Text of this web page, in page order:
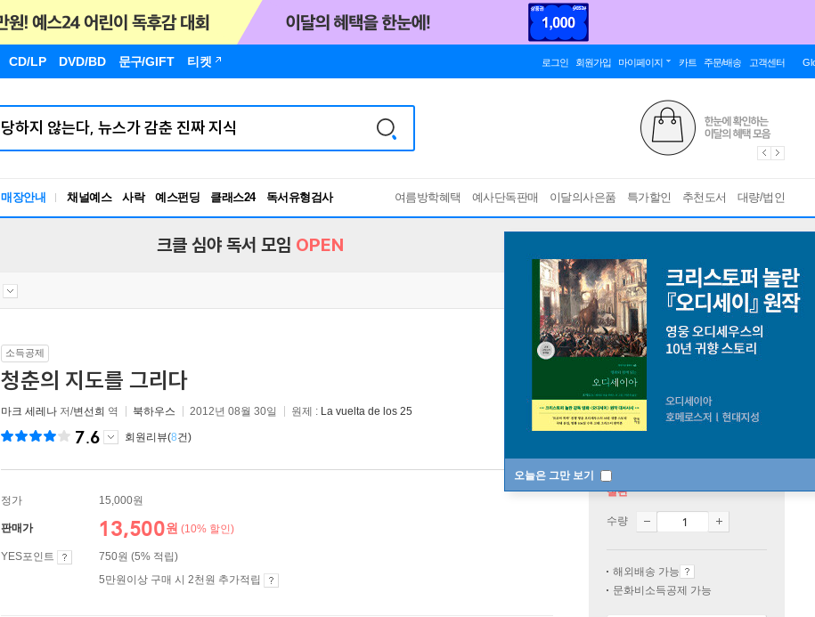
CD/LP DVD/BD 문구/GIFT 티켓 로그인 회원가입 마이페이지 카트 주문/배송 고객센터
매장안내 채널예스 사락 예스펀딩 클래스24
독서유형검사
RBTI Lab
여름방학혜택 예사단독판매 이달의사은품 특가할인 추천도서 대량/법인
오늘은 그만 보기
크클 심야 독서 모임 OPEN
소득공제
청춘의 지도를 그리다
마크 세레나 저/변선희 역 북하우스 2012년 08월 30일 원제 : La vuelta de los 25
7.6 회원리뷰(8건)
정가 15,000원
판매가 13,500원 (10% 할인)
YES포인트
750원 (5% 적립)
5만원이상 구매 시 2천원 추가적립
절판
수량
해외배송 가능
문화비소득공제 가능